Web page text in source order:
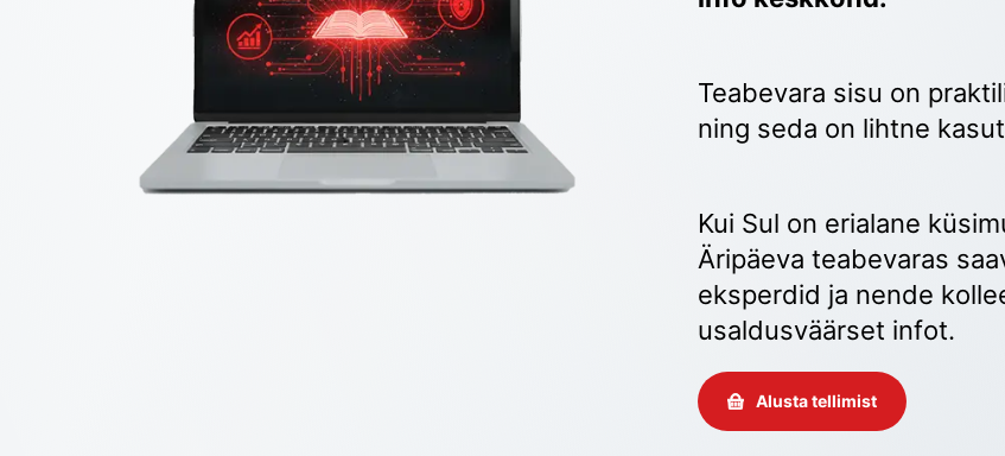
Teabevara sisu on
ning seda on lihtne
Kui Sul on erialane
Äripäeva teabevaras
eksperdid ja nende
usaldusväärset infot.
Alusta tellimist